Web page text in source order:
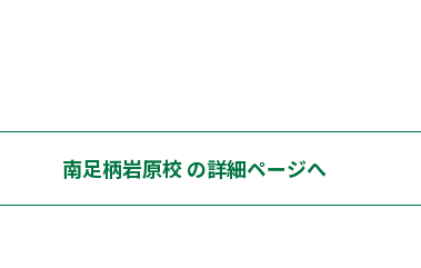
南足柄岩原校 の詳細ページへ